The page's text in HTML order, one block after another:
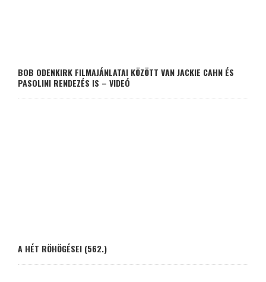
BOB ODENKIRK FILMAJÁNLATAI KÖZÖTT VAN JACKIE CAHN ÉS
PASOLINI RENDEZÉS IS – VIDEÓ
A HÉT RÖHÖGÉSEI (562.)